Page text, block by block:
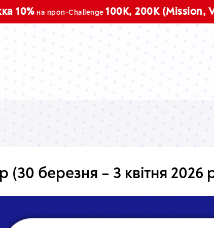
проп-Challenge100K, 200K (Mission, Vector)
березня – 3 квітня 2026